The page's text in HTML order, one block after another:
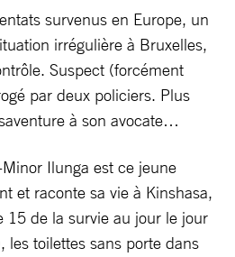
survenus en Europe, un
irrégulière à Bruxelles,
Suspect (forcément
par deux policiers. Plus
à son avocate…
Ilunga est ce jeune
et raconte sa vie à Kinshasa,
15 de la survie au jour le jour
les toilettes sans porte dans